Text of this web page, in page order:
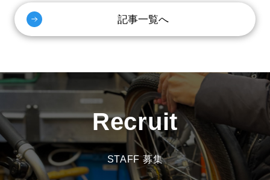
記事一覧へ
Recruit
STAFF 募集